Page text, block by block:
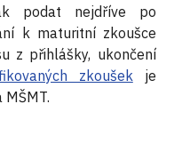
podat nejdříve po
k maturitní zkoušce
z přihlášky, ukončení
zkoušekje